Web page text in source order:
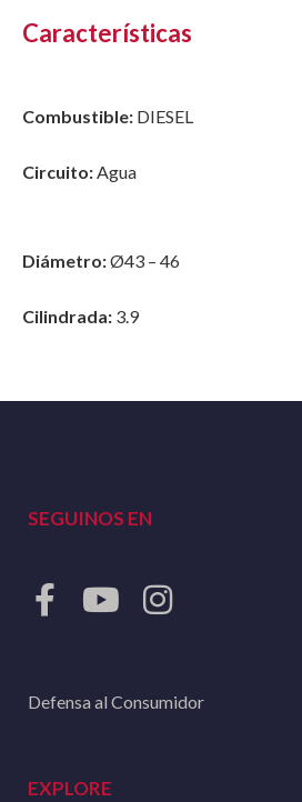
Características
Combustible: DIESEL
Circuito:Agua
Diámetro:Ø43 – 46
Cilindrada: 3.9
SEGUINOS EN
Defensa al Consumidor
EXPLORE